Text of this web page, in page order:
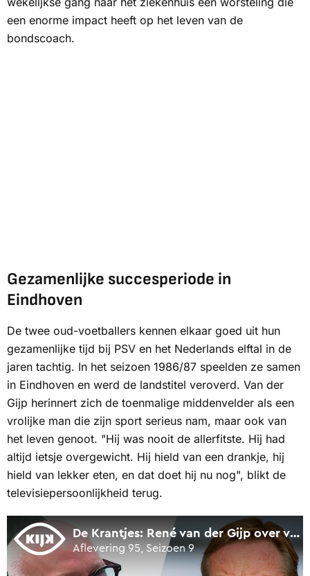
een enorme impact heeft op het leven van de
bondscoach.
Gezamenlijke succesperiode in
Eindhoven
De twee oud-voetballers kennen elkaar goed uit hun
gezamenlijke tijd bij PSV en het Nederlands elftal in de
jaren tachtig. In het seizoen 1986/87 speelden ze samen
in Eindhoven en werd de landstitel veroverd. Van der
Gijp herinnert zich de toenmalige middenvelder als een
vrolijke man die zijn sport serieus nam, maar ook van
het leven genoot. "Hij was nooit de allerfitste. Hij had
altijd ietsje overgewicht. Hij hield van een drankje, hij
hield van lekker eten, en dat doet hij nu nog", blikt de
televisiepersoonlijkheid terug.